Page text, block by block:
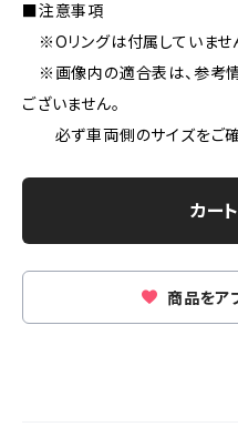
■注意事項
※Oリングは付属していませ
※画像内の適合表は、参考
ございません。
必ず車両側のサイズをご確
カー
商品をア